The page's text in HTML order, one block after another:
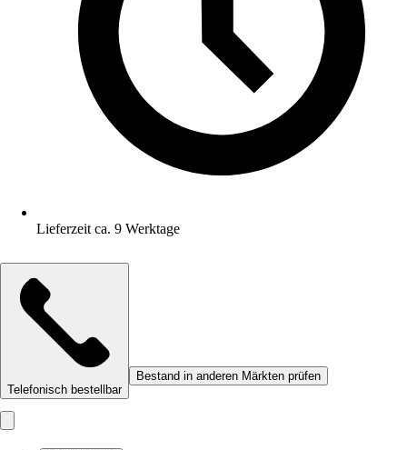
Lieferzeit ca. 9 Werktage
Telefonisch bestellbar
Bestand in anderen Märkten prüfen